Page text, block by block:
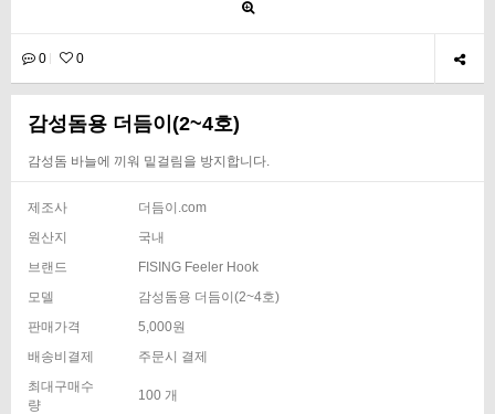
0 0
감성돔용 더듬이(2~4호)
감성돔 바늘에 끼워 밑걸림을 방지합니다.
제조사
더듬이.com
원산지
국내
브랜드
FISING Feeler Hook
모델
감성돔용 더듬이(2~4호)
판매가격
5,000원
배송비결제
주문시 결제
최대구매수
량
100 개